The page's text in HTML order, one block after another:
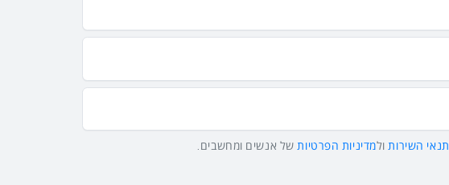
תנאי השירותולמדיניות הפרטיותשל אנשים ומחשבים.